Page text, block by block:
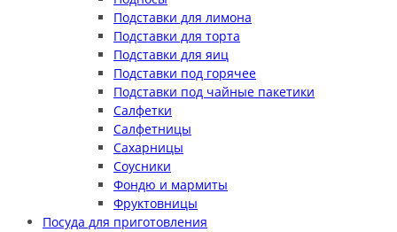
Подставки для лимона
Подставки для торта
Подставки для яиц
Подставки под горячее
Подставки под чайные пакетики
Салфетки
Салфетницы
Сахарницы
Соусники
Фондю и мармиты
Фруктовницы
Посуда для приготовления